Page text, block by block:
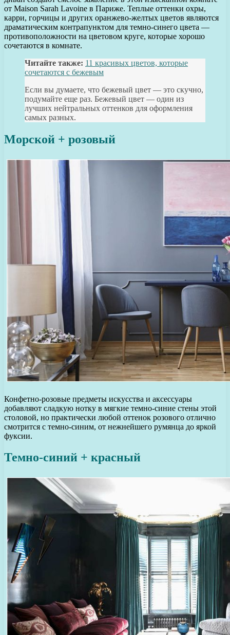
от Maison Sarah Lavoine в Париже. Теплые оттенки охры,
карри, горчицы и других оранжево-желтых цветов являются
драматическим контрапунктом для темно-синего цвета —
противоположности на цветовом круге, которые хорошо
сочетаются в комнате.
Читайте также: 11 красивых цветов, которые
сочетаются с бежевым
Если вы думаете, что бежевый цвет — это скучно,
подумайте еще раз. Бежевый цвет — один из
лучших нейтральных оттенков для оформления
самых разных.
Морской + розовый
Конфетно-розовые предметы искусства и аксессуары
добавляют сладкую нотку в мягкие темно-синие стены этой
столовой, но практически любой оттенок розового отлично
смотрится с темно-синим, от нежнейшего румянца до яркой
фуксии.
Темно-синий + красный